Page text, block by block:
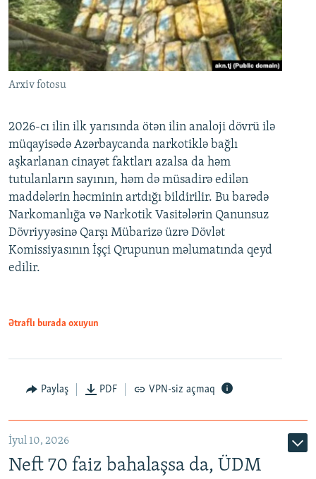
Arxiv fotosu
2026-cı ilin ilk yarısında ötən ilin analoji dövrü ilə
müqayisədə Azərbaycanda narkotiklə bağlı
aşkarlanan cinayət faktları azalsa da həm
tutulanların sayının, həm də müsadirə edilən
maddələrin həcminin artdığı bildirilir. Bu barədə
Narkomanlığa və Narkotik Vasitələrin Qanunsuz
Dövriyyəsinə Qarşı Mübarizə üzrə Dövlət
Komissiyasının İşçi Qrupunun məlumatında qeyd
edilir.
Ətraflı burada oxuyun
Paylaş PDF VPN-siz açmaq
İyul 10, 2026
Neft 70 faiz bahalaşsa da, ÜDM